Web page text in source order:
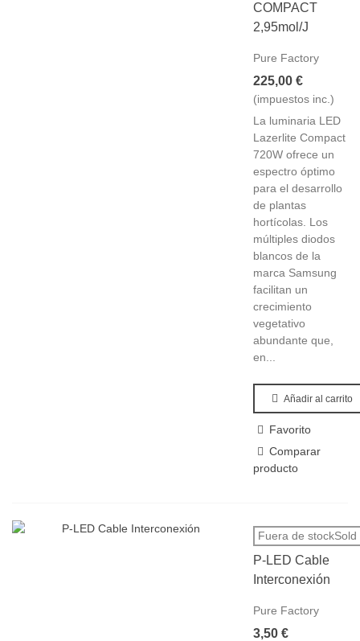
COMPACT
2,95mol/J
Pure Factory
225,00 €
(impuestos inc.)
La luminaria LED
Lazerlite Compact
720W ofrece un
espectro óptimo
para el desarrollo
de plantas
hortícolas. Los
múltiples diodos
blancos de la
marca Samsung
facilitan un
crecimiento
vegetativo
abundante que,
en...
Añadir al carrito
Favorito
Comparar
producto
Fuera de stockSold
P-LED Cable
Interconexión
Pure Factory
3,50 €